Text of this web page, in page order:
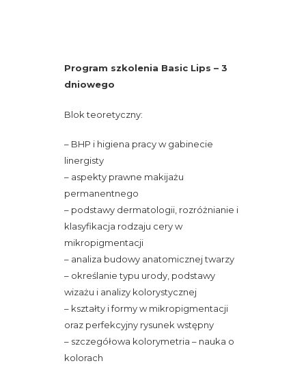
Program szkolenia Basic Lips – 3
dniowego
Blok teoretyczny:
– BHP i higiena pracy w gabinecie
linergisty
– aspekty prawne makijażu
permanentnego
– podstawy dermatologii, rozróżnianie i
klasyfikacja rodzaju cery w
mikropigmentacji
– analiza budowy anatomicznej twarzy
– określanie typu urody, podstawy
wizażu i analizy kolorystycznej
– kształty i formy w mikropigmentacji
oraz perfekcyjny rysunek wstępny
– szczegółowa kolorymetria – nauka o
kolorach